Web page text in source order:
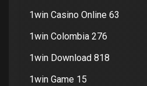
1win Casino Online 63
1win Colombia 276
1win Download 818
1win Game 15